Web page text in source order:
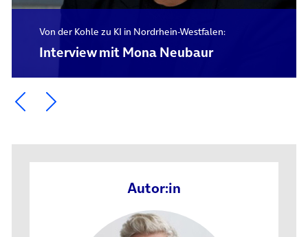
Von der Kohle zu KI in Nordrhein-Westfalen:
Interview mit Mona Neubaur
Ein Element zurück blättern
Ein Element weiter blättern
Autor:in